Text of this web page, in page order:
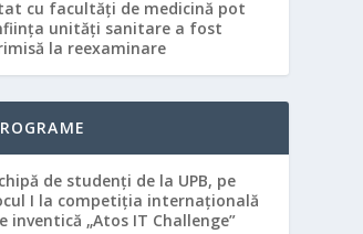
cu facultăţi de medicină pot
unităţi sanitare a fost
la reexaminare
de studenţi de la UPB, pe
I la competiţia internaţională
inventică „Atos IT Challenge”